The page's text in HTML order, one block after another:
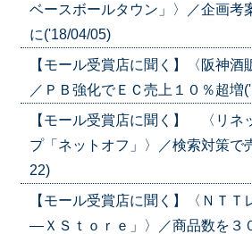
ベースボールタウン」〉／企画考
に('18/04/05)
【モール受賞店に聞く】〈阪神酒
／ＰＢ強化でＥＣ売上１０％超増
【モール受賞店に聞く】 〈リネ
プ「ネットオフ」〉／検索対策で
22)
【モール受賞店に聞く】〈ＮＴＴ
—ＸＳｔｏｒｅ」〉／商品数を３